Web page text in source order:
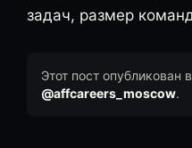
задач, размер
Этот пост опубликован
@affcareers_moscow.